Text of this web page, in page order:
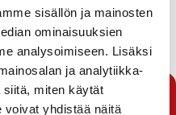
sisällön ja mainosten
ominaisuuksien
analysoimiseen. Lisäksi
ja analytiikka-
siitä, miten käytät
voivat yhdistää näitä
3 4